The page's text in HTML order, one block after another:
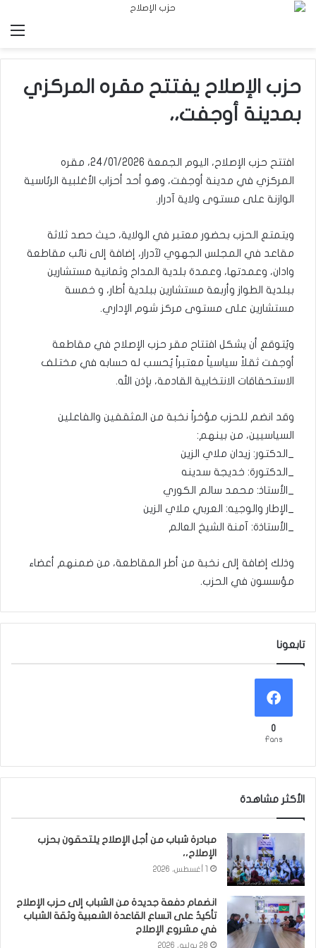
حزب الإصلاح يفتتح مقره المركزي
بمدينة أوجفت،،
افتتح حزب الإصلاح، اليوم الجمعة 24/01/2026، مقره
المركزي في مدينة أوجفت، وهو أحد أحزاب الأغلبية الرئاسية
الوازنة على مستوى ولاية آدرار.
ويتمتع الحزب بحضور معتبر في الولاية، حيث حصد ثلاثة
مقاعد في المجلس الجهوي لآدرار، إضافة إلى نائب مقاطعة
وادان، وعمدتها، وعمدة بلدية المداح وثمانية مستشارين
ببلدية الطواز وأربعة مستشارين ببلدية أطار، و خمسة
مستشارين على مستوى مركز شوم الإداري.
ويُتوقع أن يشكل افتتاح مقر حزب الإصلاح في مقاطعة
أوجفت ثقلاً سياسياً معتبراً يُحسب له حسابه في مختلف
الاستحقاقات الانتخابية القادمة، بإذن الله.
وقد انضم للحزب مؤخراً نخبة من المثقفين والفاعلين
السياسيين، من بينهم:
_الدكتور: زيدان ملاي الزين
_الدكتورة: خديجة سدينه
_الأستاذ: محمد سالم الكوري
_الإطار والوجيه: العربي ملاي الزين
_الأستاذة: آمنة الشيخ العالم
وذلك إضافة إلى نخبة من أطر المقاطعة، من ضمنهم أعضاء
مؤسسون في الحزب.
تابعونا
0
Fans
الأكثر مشاهدة
مبادرة شباب من أجل الإصلاح يلتحقون بحزب
الإصلاح،،
انضمام دفعة جديدة من الشباب إلى حزب الإصلاح
تأكيدٌ على اتساع القاعدة الشعبية وثقة الشباب
في مشروع الإصلاح
28 يوليو، 2026